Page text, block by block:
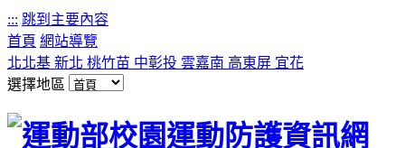
::: 跳到主要內容
首頁 網站導覽
北北基 新北 桃竹苗 中彰投 雲嘉南 高東屏 宜花
選擇地區